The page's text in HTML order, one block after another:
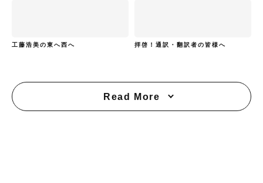
工藤浩美の東へ西へ 拝啓！通訳・翻訳者の皆様へ
Read More